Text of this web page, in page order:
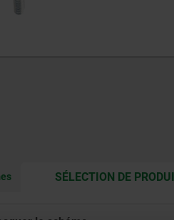
SÉLECTION DE